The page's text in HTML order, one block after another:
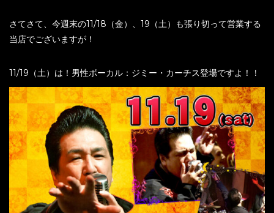
さてさて、今週末の11/18（金）、19（土）も張り切って営業する
当店でございますが！
11/19（土）は！男性ボーカル：ジミー・カーチス登場ですよ！！